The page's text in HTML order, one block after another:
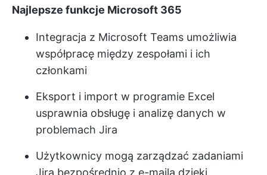
Najlepsze funkcje Microsoft 365
Integracja z Microsoft Teams umożliwia
współpracę między zespołami i ich
członkami
Eksport i import w programie Excel
usprawnia obsługę i analizę danych w
problemach Jira
Użytkownicy mogą zarządzać zadaniami
Jira bezpośrednio z e-maila dzięki